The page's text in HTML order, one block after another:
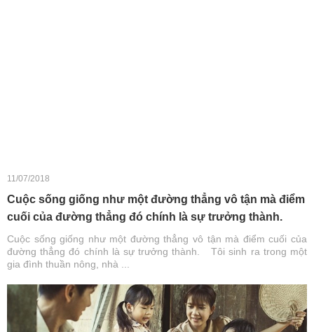
11/07/2018
Cuộc sống giống như một đường thẳng vô tận mà điểm
cuối của đường thẳng đó chính là sự trưởng thành.
Cuộc sống giống như một đường thẳng vô tận mà điểm cuối của
đường thẳng đó chính là sự trưởng thành. Tôi sinh ra trong một
gia đình thuần nông, nhà ...